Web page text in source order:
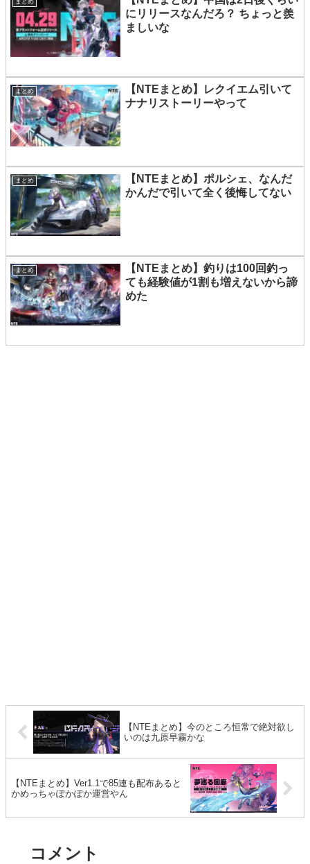
にリリースなんだろ？ ちょっと羨
ましいな
まとめ
【NTEまとめ】レクイエム引いて
ナナリストーリーやって
まとめ
【NTEまとめ】ポルシェ、なんだ
かんだで引いて全く後悔してない
まとめ
【NTEまとめ】釣りは100回釣っ
ても経験値が1割も増えないから諦
めた
【NTEまとめ】今のところ恒常で絶対欲し
いのは九原早霧かな
【NTEまとめ】Ver1.1で85連も配布あると
かめっちゃぽかぽか運営やん
コメント